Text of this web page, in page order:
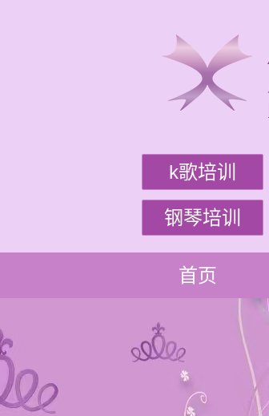
k歌培训
钢琴培训
首页